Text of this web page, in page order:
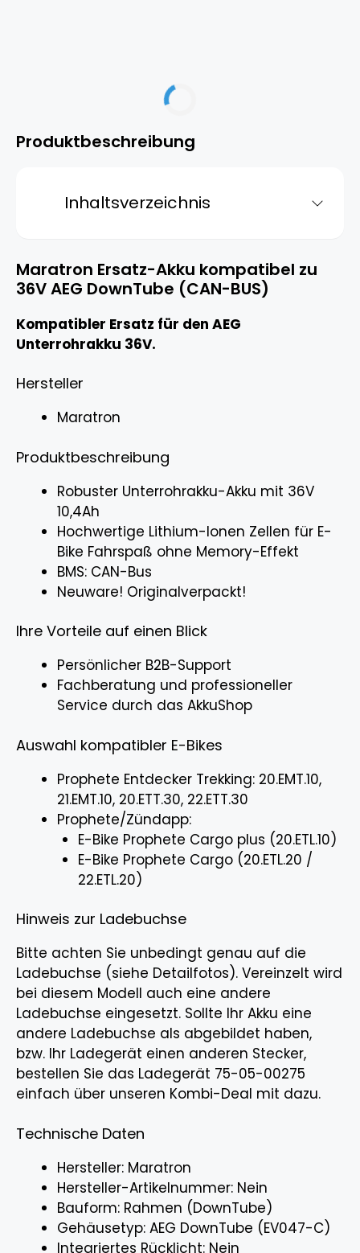
Produktbeschreibung
Inhaltsverzeichnis
Maratron Ersatz-Akku kompatibel zu
36V AEG DownTube (CAN-BUS)
Kompatibler Ersatz für den AEG
Unterrohrakku 36V.
Hersteller
Maratron
Produktbeschreibung
Robuster Unterrohrakku-Akku mit 36V
10,4Ah
Hochwertige Lithium-Ionen Zellen für E-
Bike Fahrspaß ohne Memory-Effekt
BMS: CAN-Bus
Neuware! Originalverpackt!
Ihre Vorteile auf einen Blick
Persönlicher B2B-Support
Fachberatung und professioneller
Service durch das AkkuShop
Auswahl kompatibler E-Bikes
Prophete Entdecker Trekking: 20.EMT.10,
21.EMT.10, 20.ETT.30, 22.ETT.30
Prophete/Zündapp:
E-Bike Prophete Cargo plus (20.ETL.10)
E-Bike Prophete Cargo (20.ETL.20 /
22.ETL.20)
Hinweis zur Ladebuchse
Bitte achten Sie unbedingt genau auf die
Ladebuchse (siehe Detailfotos). Vereinzelt wird
bei diesem Modell auch eine andere
Ladebuchse eingesetzt. Sollte Ihr Akku eine
andere Ladebuchse als abgebildet haben,
bzw. Ihr Ladegerät einen anderen Stecker,
bestellen Sie das Ladegerät 75-05-00275
einfach über unseren Kombi-Deal mit dazu.
Technische Daten
Hersteller: Maratron
Hersteller-Artikelnummer: Nein
Bauform: Rahmen (DownTube)
Gehäusetyp: AEG DownTube (EV047-C)
Integriertes Rücklicht: Nein